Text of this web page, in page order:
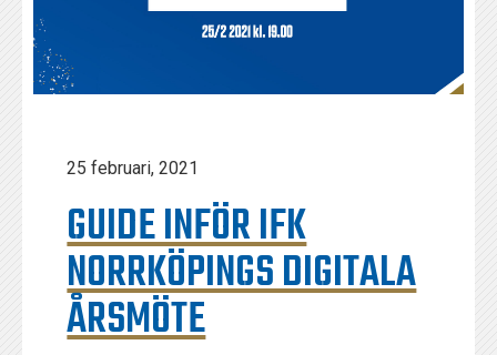
25 februari, 2021
GUIDE INFÖR IFK
NORRKÖPINGS DIGITALA
ÅRSMÖTE